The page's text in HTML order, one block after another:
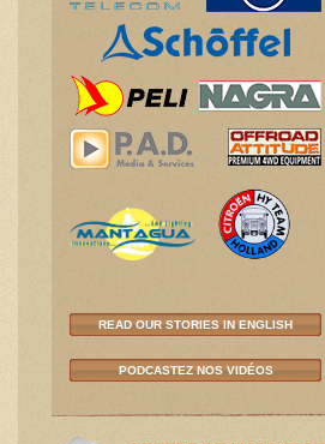
READ OUR STORIES IN ENGLISH
PODCASTEZ NOS VIDÉOS